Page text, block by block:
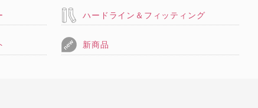
ハードライン＆フィッティング
新商品